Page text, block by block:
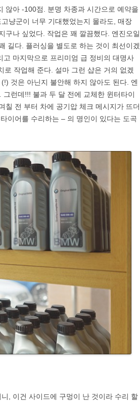
않아 -100점. 분명 차종과 시간으로 예약을
냥군이 너무 기대했었는지 몰라도, 매장
구나 싶었다. 작업은 꽤 깔끔했다. 엔진오일
길다. 플러싱을 별도로 하는 것이 최선이겠
마지막으로 프리미엄 급 정비의 대명사
로 작업해 준다. 설마 그런 샵은 거의 없겠
것은 아닌지 불안해 하지 않아도 된다. 엔
런데!!! 불과 두 달 전에 교체한 윈터타이
전 부터 차에 공기압 체크 메시지가 뜨더
이어를 수리하는 – 의 명인이 있다는 도곡
, 이건 사이드에 구멍이 난 것이라 수리 할